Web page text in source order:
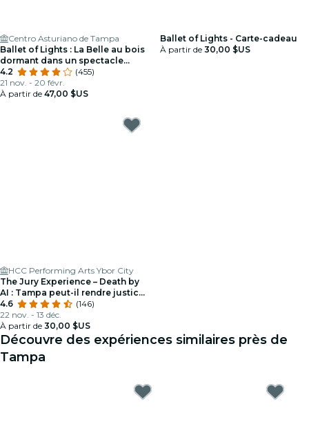
Centro Asturiano de Tampa
Ballet of Lights : La Belle au bois
dormant dans un spectacle
étincelant
4.2
(455)
21 nov. - 20 févr.
À partir de 47,00 $US
Ballet of Lights - Carte-cadeau
À partir de 30,00 $US
HCC Performing Arts Ybor City
The Jury Experience – Death by
AI : Tampa peut-il rendre justice
?
4.6
(146)
22 nov. - 13 déc.
À partir de 30,00 $US
Découvre des expériences similaires près de
Tampa